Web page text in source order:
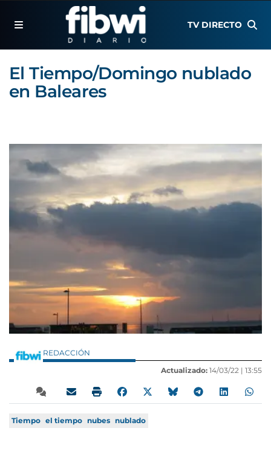
TV DIRECTO
El Tiempo/Domingo nublado
en Baleares
REDACCIÓN
Actualizado: 14/03/22 | 13:55
Tiempo el tiempo nubes nublado